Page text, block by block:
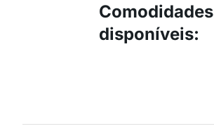
Comodidades
disponíveis: